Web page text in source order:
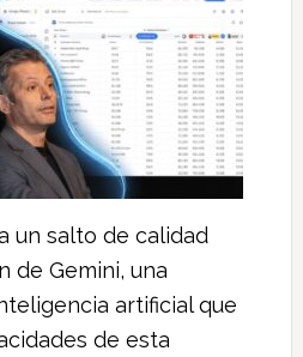
un salto de calidad
de Gemini, una
artificial que
de esta